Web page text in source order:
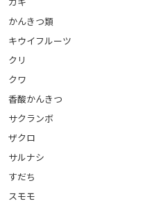
かんきつ類
キウイフルーツ
クリ
クワ
香酸かんきつ
サクランボ
ザクロ
サルナシ
すだち
スモモ